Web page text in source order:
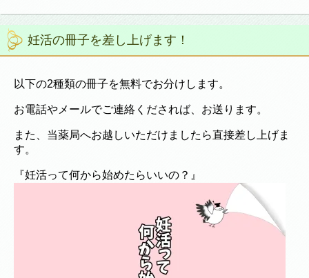
妊活の冊子を差し上げます！
以下の2種類の冊子を無料でお分けします。
お電話やメールでご連絡くだされば、お送ります。
また、当薬局へお越しいただけましたら直接差し上げま
す。
『妊活って何から始めたらいいの？』